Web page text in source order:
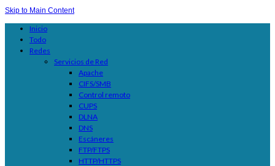
Skip to Main Content
Inicio
Todo
Redes
Servicios de Red
Apache
CIFS/SMB
Control remoto
CUPS
DLNA
DNS
Escáneres
FTP/FTPS
HTTP/HTTPS